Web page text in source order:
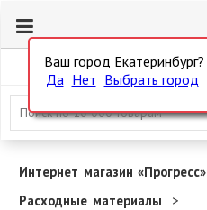
Ваш город Екатеринбург?
Да Нет Выбрать город
Интернет магазин «Прогресс»
Расходные материалы